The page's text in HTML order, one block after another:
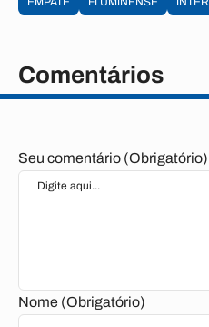
Comentários
Seu comentário (Obrigatório)
Nome (Obrigatório)